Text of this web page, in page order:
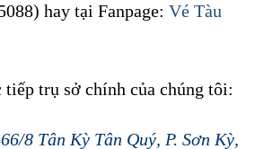
hay tại Fanpage: Vé Tàu
tiếp trụ sở chính của chúng tôi:
8 Tân Kỳ Tân Quý, P. Sơn Kỳ,